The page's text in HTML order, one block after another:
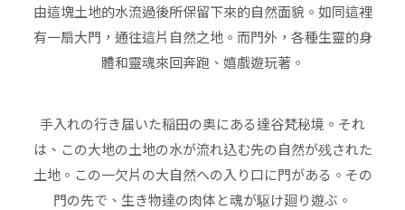
由這塊土地的水流過後所保留下來的自然面貌。如同這裡
有一扇大門，通往這片自然之地。而門外，各種生靈的身
體和靈魂來回奔跑、嬉戲遊玩著。
手入れの行き届いた稲田の奥にある達谷梵秘境。それ
は、この大地の土地の水が流れ込む先の自然が残された
土地。この一欠片の大自然への入り口に門がある。その
門の先で、生き物達の肉体と魂が駆け廻り遊ぶ。